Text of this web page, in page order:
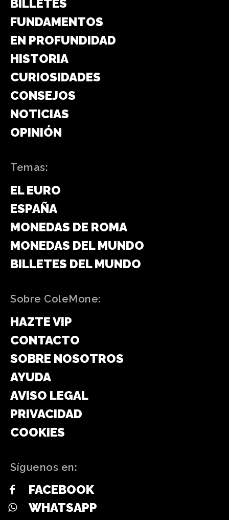
BILLETES
FUNDAMENTOS
EN PROFUNDIDAD
HISTORIA
CURIOSIDADES
CONSEJOS
NOTICIAS
OPINIÓN
Temas:
EL EURO
ESPAÑA
MONEDAS DE ROMA
MONEDAS DEL MUNDO
BILLETES DEL MUNDO
Sobre ColeMone:
HAZTE VIP
CONTACTO
SOBRE NOSOTROS
AYUDA
AVISO LEGAL
PRIVACIDAD
COOKIES
Síguenos en:
FACEBOOK
WHATSAPP